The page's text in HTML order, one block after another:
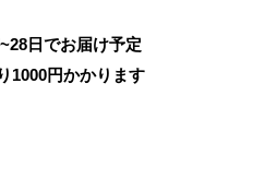
日でお届け予定
1000円かかります